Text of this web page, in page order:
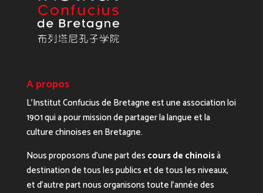
A propos
L’Institut Confucius de Bretagne est une association loi
1901 qui a pour mission de partager la langue et la
culture chinoises en Bretagne.
Nous proposons d’une part des cours de chinoisà
destination de tous les publics et de tous les niveaux,
et d’autre part nous organisons toute l’année des